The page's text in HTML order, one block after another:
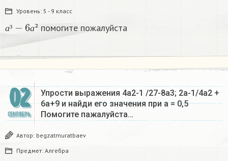
Уровень: 5 - 9 класс
а а
а
² помогите пожалуйста​
02
СЕНТЯБРЬ
Упрости выражения 4а2-1 /27-8а3; 2а-1/4а2 +
6а+9 и найди его значения при а = 0,5
Помогите пажалуйста…
Автор: begzatmuratbaev
Предмет: Алгебра